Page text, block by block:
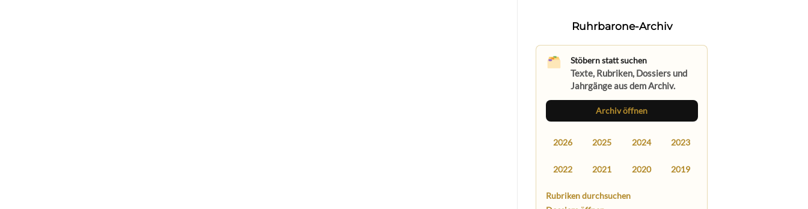
Ruhrbarone-Archiv
Stöbern statt suchen
Texte, Rubriken, Dossiers und
Jahrgänge aus dem Archiv.
Archiv öffnen
2026 2025 2024 2023
2022 2021 2020 2019
Rubriken durchsuchen